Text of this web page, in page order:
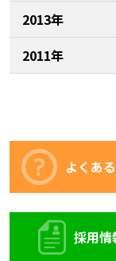
2013年
2011年
よくあ
採用情